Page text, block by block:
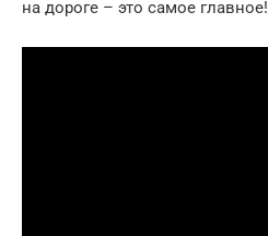
на дороге – это самое главное!